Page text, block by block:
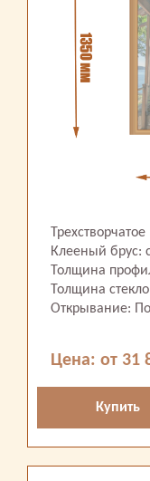
Трехстворчатое
Клееный брус:
Толщина
Толщина
Открывание:
Цена: от 31
Купить